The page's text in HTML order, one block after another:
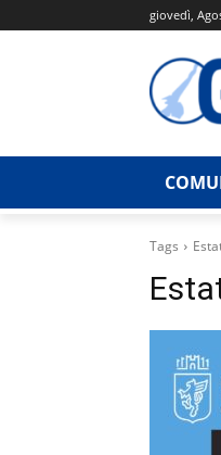
giovedì,
Tags